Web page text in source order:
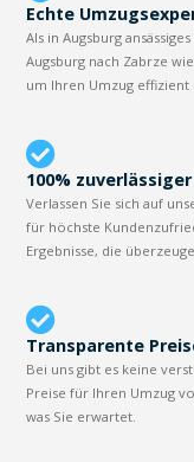
Echte
Als in Augsburg
Augsburg nach Zabrze
um Ihren Umzug effizient
100%
Verlassen Sie sich auf
für höchste
Ergebnisse, die
Transparente
Bei uns gibt es keine
Preise für Ihren Umzug
was Sie erwartet.